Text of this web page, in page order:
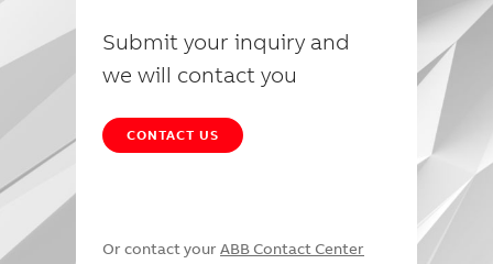
Submit your inquiry and
we will contact you
CONTACT US
Or contact your ABB Contact Center